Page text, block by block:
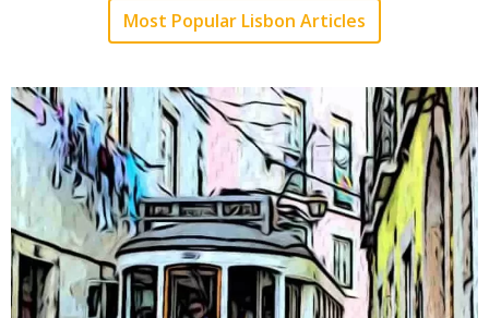
Most Popular Lisbon Articles